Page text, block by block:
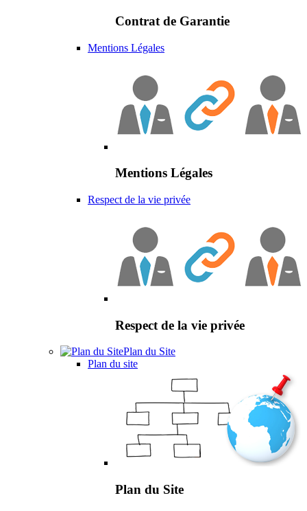
Contrat de Garantie
Mentions Légales
Mentions Légales
Respect de la vie privée
Respect de la vie privée
Plan du Site
Plan du site
Plan du Site